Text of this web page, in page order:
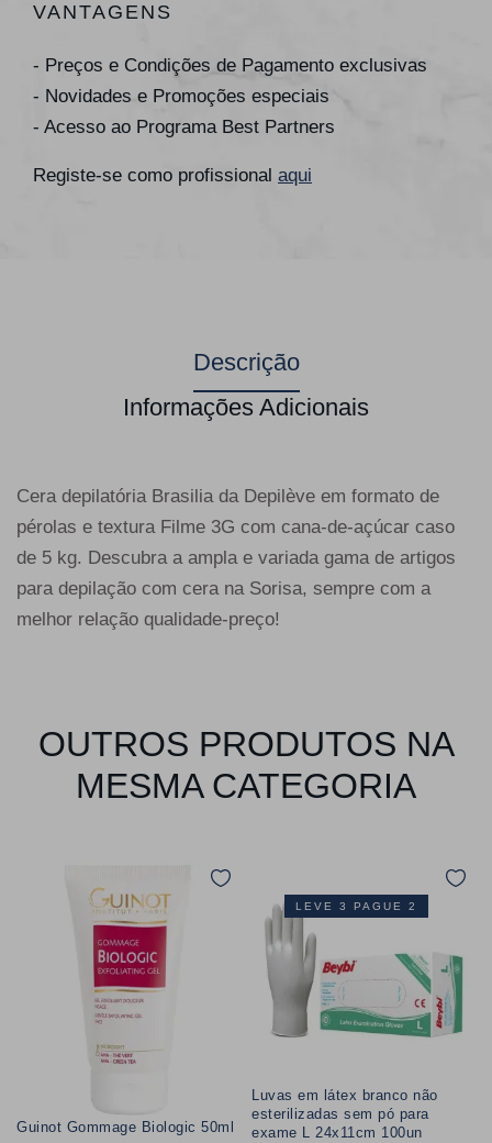
VANTAGENS
- Preços e Condições de Pagamento exclusivas
- Novidades e Promoções especiais
- Acesso ao Programa Best Partners
Registe-se como profissional aqui
Descrição
Informações Adicionais
Cera depilatória Brasilia da Depilève em formato de
pérolas e textura Filme 3G com cana-de-açúcar caso
de 5 kg. Descubra a ampla e variada gama de artigos
para depilação com cera na Sorisa, sempre com a
melhor relação qualidade-preço!
OUTROS PRODUTOS NA
MESMA CATEGORIA
Guinot Gommage Biologic 50ml
LEVE 3 PAGUE 2
Luvas em látex branco não
esterilizadas sem pó para
exame L 24x11cm 100un